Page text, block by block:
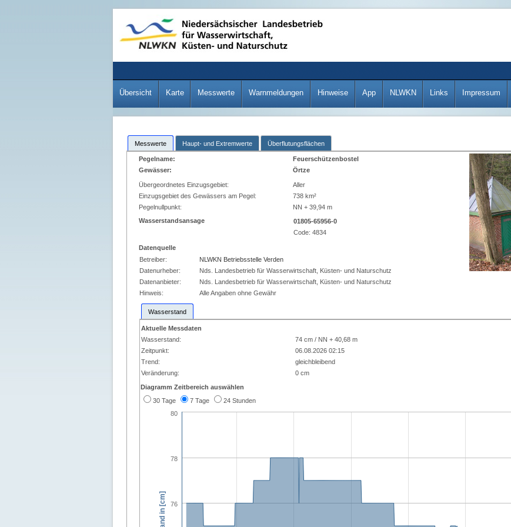
Übersicht Karte Messwerte Warnmeldungen Hinweise App NLWKN Links Impressum
Messwerte Haupt- und Extremwerte Überflutungsflächen
Pegelname:
Feuerschützenbostel
Gewässer:
Örtze
Übergeordnetes Einzugsgebiet:
Aller
Einzugsgebiet des Gewässers am Pegel:
738 km²
Pegelnullpunkt:
NN + 39,94 m
Wasserstandsansage
01805-65956-0
Code:4834
Datenquelle
Betreiber:
NLWKN Betriebsstelle Verden
Datenurheber:
Nds. Landesbetrieb für Wasserwirtschaft, Küsten- und Naturschutz
Datenanbieter:
Nds. Landesbetrieb für Wasserwirtschaft, Küsten- und Naturschutz
Hinweis:
Alle Angaben ohne Gewähr
Wasserstand
Aktuelle Messdaten
Wasserstand:
74 cm / NN + 40,68 m
Zeitpunkt:
06.08.2026 02:15
Trend:
gleichbleibend
Veränderung:
0 cm
Diagramm Zeitbereich auswählen
30 Tage
7 Tage 24 Stunden
76
78
80